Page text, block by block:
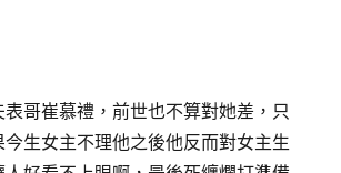
哥崔慕禮，前世也不算對她差，只
生女主不理他之後他反而對女主生